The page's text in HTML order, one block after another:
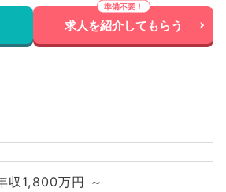
求人を紹介してもらう
収1,800万円 ～